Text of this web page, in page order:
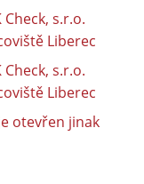
s.r.o.
Liberec
s.r.o.
Liberec
otevřen jinak